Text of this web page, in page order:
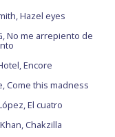
Hazel eyes
No me arrepiento de
Encore
Come this madness
El cuatro
Chakzilla